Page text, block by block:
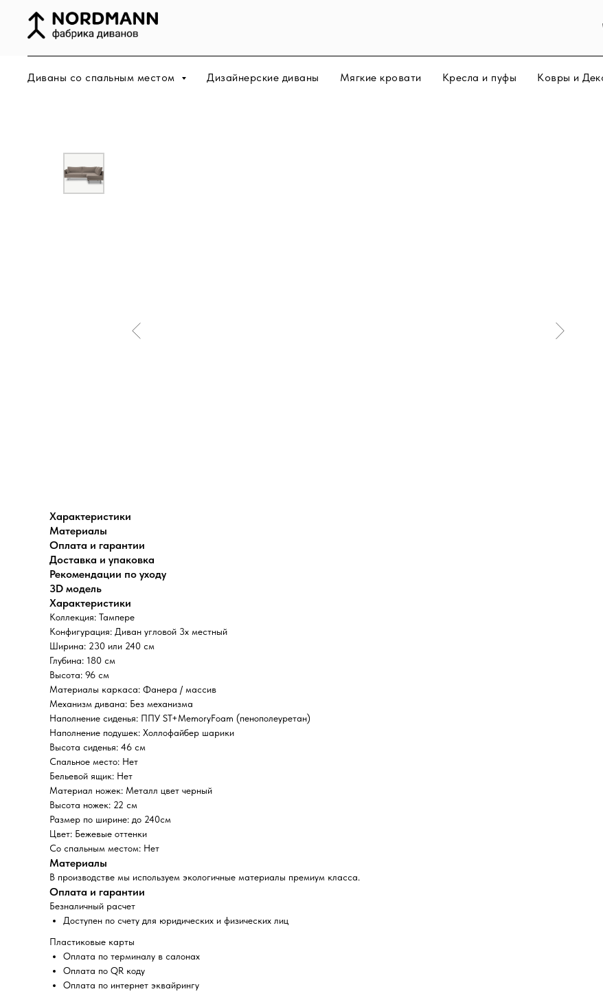
Диваны со спальным местом Дизайнерские диваны Мягкие кровати Кресла и пуфы Ковры и
Характеристики
Материалы
Оплата и гарантии
Доставка и упаковка
Рекомендации по уходу
3D модель
Характеристики
Коллекция: Тампере
Конфигурация: Диван угловой 3х местный
Ширина: 230 или 240 см
Глубина: 180 см
Высота: 96 см
Материалы каркаса: Фанера / массив
Механизм дивана: Без механизма
Наполнение сиденья: ППУ ST+MemoryFoam (пенополеуретан)
Наполнение подушек: Холлофайбер шарики
Высота сиденья: 46 см
Спальное место: Нет
Бельевой ящик: Нет
Материал ножек: Металл цвет черный
Высота ножек: 22 см
Размер по ширине: до 240см
Цвет: Бежевые оттенки
Со спальным местом: Нет
Материалы
В производстве мы используем экологичные материалы премиум класса.
Оплата и гарантии
Безналичный расчет
Доступен по счету для юридических и физических лиц
Пластиковые карты
Оплата по терминалу в салонах
Оплата по QR коду
Оплата по интернет эквайрингу